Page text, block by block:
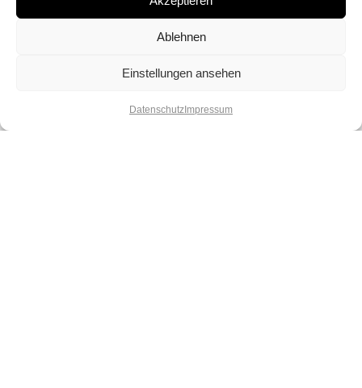
Ablehnen
Einstellungen ansehen
Datenschutz Impressum